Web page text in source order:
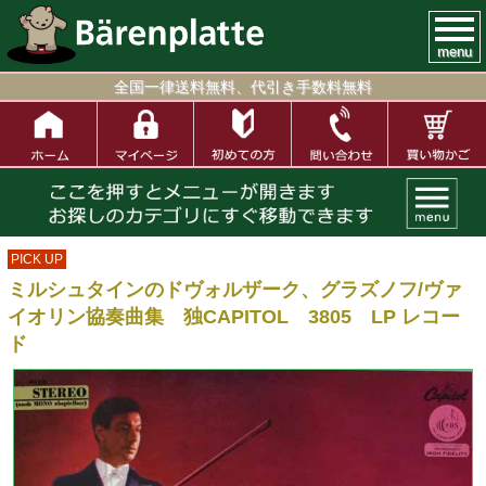
menu
全国一律送料無料、代引き手数料無料
PICK UP
ミルシュタインのドヴォルザーク、グラズノフ/ヴァ
イオリン協奏曲集 独CAPITOL 3805 LP レコー
ド